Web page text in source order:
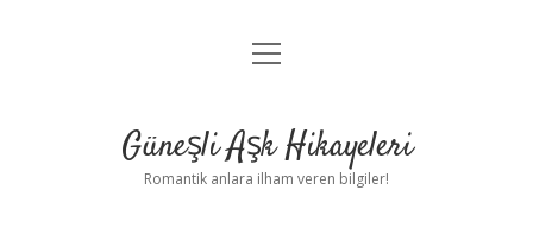
Anasayfa
Yasal Uyarı
menüyü
Güneşli Aşk Hikayeleri
Romantik anlara ilham veren bilgiler!